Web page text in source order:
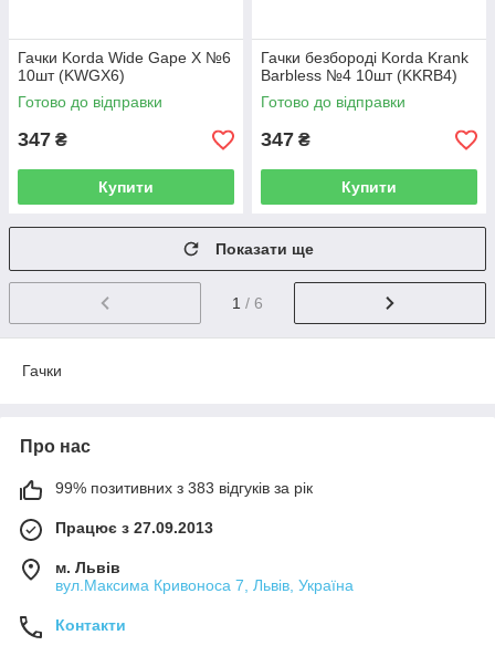
Гачки Korda Wide Gape X №6
10шт (KWGX6)
Готово до відправки
347 ₴
Купити
Гачки безбороді Korda Krank
Barbless №4 10шт (KKRB4)
Готово до відправки
347 ₴
Купити
Показати ще
1 / 6
Гачки
Про нас
99% позитивних з 383 відгуків за рік
Працює з 27.09.2013
м. Львів
вул.Максима Кривоноса 7, Львів, Україна
Контакти